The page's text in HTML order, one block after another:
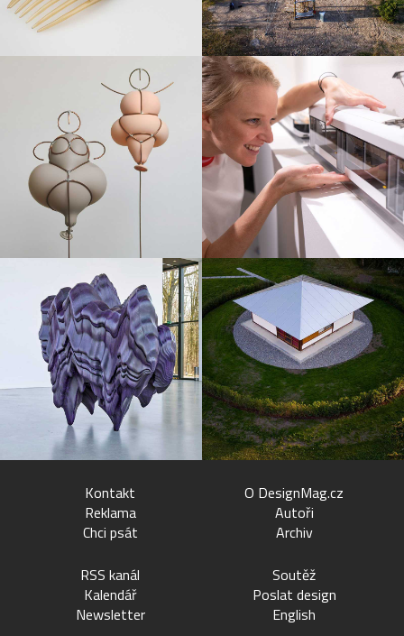
Kontakt
Reklama
Chci psát
O DesignMag.cz
Autoři
Archiv
RSS kanál
Kalendář
Newsletter
Soutěž
Poslat design
English